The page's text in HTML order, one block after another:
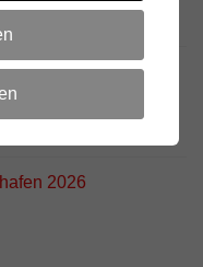
Meraner
2026